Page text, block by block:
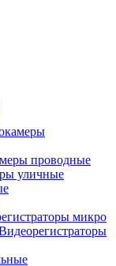
проводные
уличные
микро